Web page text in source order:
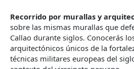
Recorrido por murallas y
sobre las mismas murallas que
Callao durante siglos. Conocerás
arquitectónicos únicos de la
técnicas militares europeas del